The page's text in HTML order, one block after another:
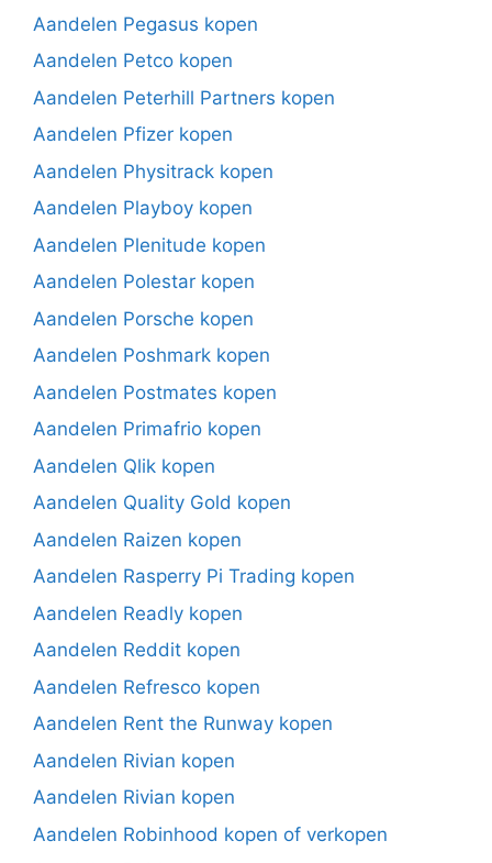
Aandelen Pegasus kopen
Aandelen Petco kopen
Aandelen Peterhill Partners kopen
Aandelen Pfizer kopen
Aandelen Physitrack kopen
Aandelen Playboy kopen
Aandelen Plenitude kopen
Aandelen Polestar kopen
Aandelen Porsche kopen
Aandelen Poshmark kopen
Aandelen Postmates kopen
Aandelen Primafrio kopen
Aandelen Qlik kopen
Aandelen Quality Gold kopen
Aandelen Raizen kopen
Aandelen Rasperry Pi Trading kopen
Aandelen Readly kopen
Aandelen Reddit kopen
Aandelen Refresco kopen
Aandelen Rent the Runway kopen
Aandelen Rivian kopen
Aandelen Rivian kopen
Aandelen Robinhood kopen of verkopen